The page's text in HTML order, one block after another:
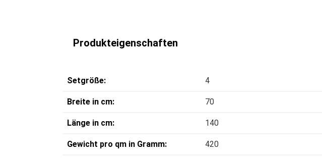
Produkteigenschaften
Setgröße: 4
Breite in cm: 70
Länge in cm: 140
Gewicht pro qm in Gramm: 420